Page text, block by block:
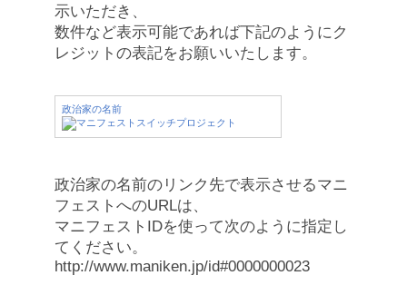
示いただき、
数件など表示可能であれば下記のようにク
レジットの表記をお願いいたします。
政治家の名前
政治家の名前のリンク先で表示させるマニ
フェストへのURLは、
マニフェストIDを使って次のように指定し
てください。
http://www.maniken.jp/id#0000000023